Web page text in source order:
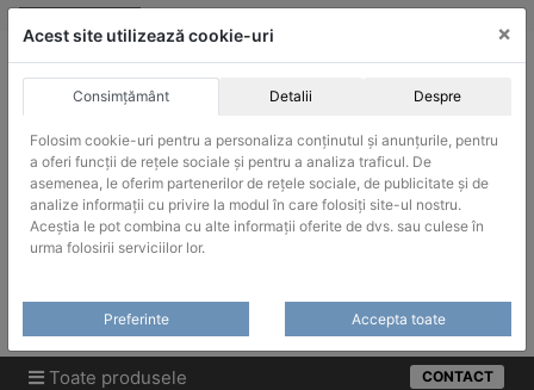
Skip
ACHIZITII PUBLICE
Produsele pot fi achizitionate si in sistemul SEAP / SICAP
Products
Toate produsele CONTACT
Acest site utilizează cookie-uri ×
Consimțământ Detalii Despre
Folosim cookie-uri pentru a personaliza conținutul și anunțurile, pentru
a oferi funcții de rețele sociale și pentru a analiza traficul. De
asemenea, le oferim partenerilor de rețele sociale, de publicitate și de
analize informații cu privire la modul în care folosiți site-ul nostru.
Aceștia le pot combina cu alte informații oferite de dvs. sau culese în
urma folosirii serviciilor lor.
Preferinte Accepta toate